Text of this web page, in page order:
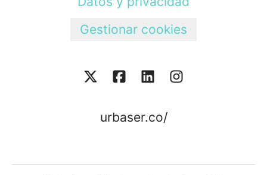
Gestionar cookies
urbaser.co/